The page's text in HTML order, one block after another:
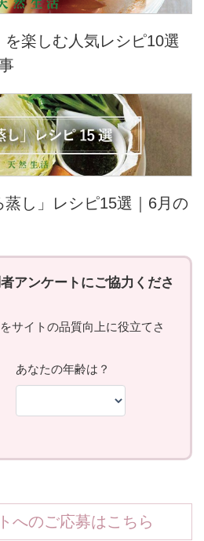
楽しむ人気レシピ10選
し」レシピ15選｜6月の
へのご応募はこちら